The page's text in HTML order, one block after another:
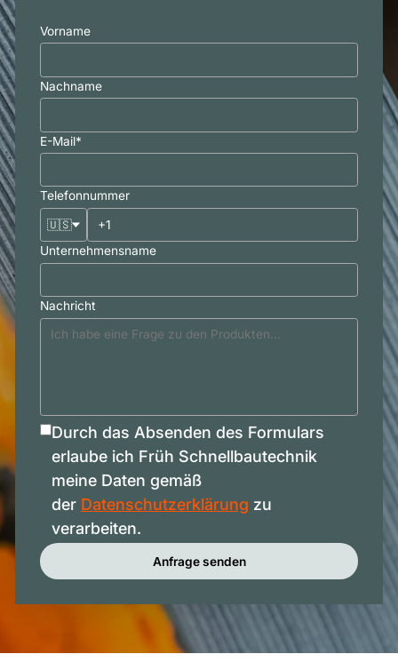
Vorname
Nachname
E-Mail*
Telefonnummer
🇺🇸
Unternehmensname
Nachricht
Durch das Absenden des Formulars
erlaube ich Früh Schnellbautechnik
meine Daten gemäß
der Datenschutzerklärung zu
verarbeiten.
Anfrage senden